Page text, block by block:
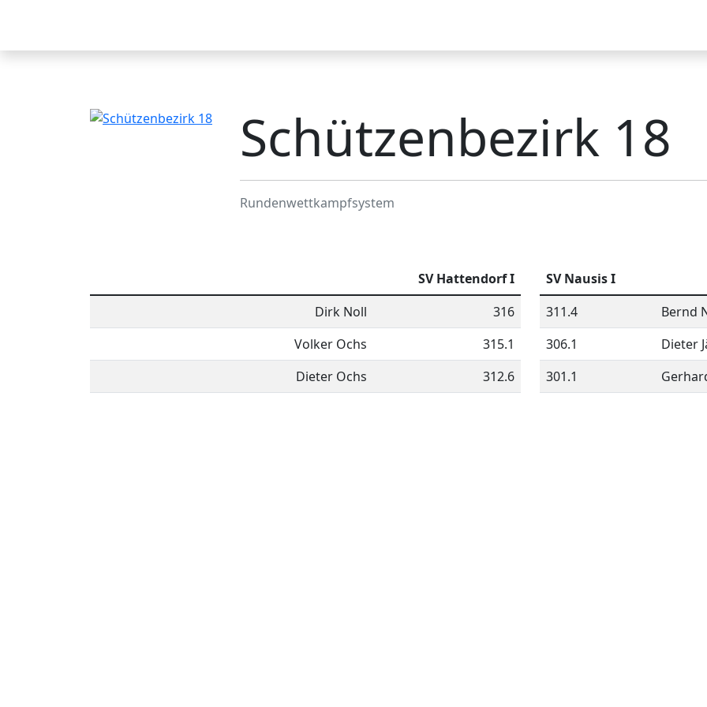
Schützenbezirk 18
Rundenwettkampfsystem
SV Hattendorf I
Dirk Noll
316
Volker Ochs
315.1
Dieter Ochs
312.6
SV Nausis I
311.4
Bernd
306.1
Dieter
301.1